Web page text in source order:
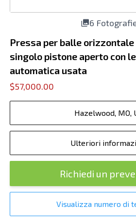
6
Pressa per balle orizzontale
singolo pistone aperto con
automatica usata
$57,000.00
Hazelwood, MO,
Ulteriori
Richiedi un
Visualizza numero di